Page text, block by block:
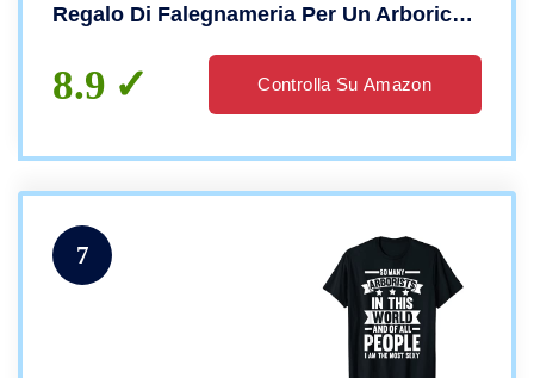
Regalo Di Falegnameria Per Un Arboricoltore
8.9 Controlla Su Amazon
7